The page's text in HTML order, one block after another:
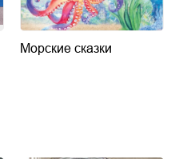
Морские сказки